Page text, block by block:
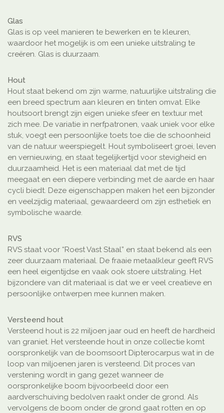
Glas
Glas is op veel manieren te bewerken en te kleuren,
waardoor het mogelijk is om een unieke uitstraling te
creëren. Glas is duurzaam.
Hout
Hout staat bekend om zijn warme, natuurlijke uitstraling die
een breed spectrum aan kleuren en tinten omvat. Elke
houtsoort brengt zijn eigen unieke sfeer en textuur met
zich mee. De variatie in nerfpatronen, vaak uniek voor elke
stuk, voegt een persoonlijke toets toe die de schoonheid
van de natuur weerspiegelt. Hout symboliseert groei, leven
en vernieuwing, en staat tegelijkertijd voor stevigheid en
duurzaamheid. Het is een materiaal dat met de tijd
meegaat en een diepere verbinding met de aarde en haar
cycli biedt. Deze eigenschappen maken het een bijzonder
en veelzijdig materiaal, gewaardeerd om zijn esthetiek en
symbolische waarde.
RVS
RVS staat voor “Roest Vast Staal” en staat bekend als een
zeer duurzaam materiaal. De fraaie metaalkleur geeft RVS
een heel eigentijdse en vaak ook stoere uitstraling. Het
bijzondere van dit materiaal is dat we er veel creatieve en
persoonlijke ontwerpen mee kunnen maken.
Versteend hout
Versteend hout is 22 miljoen jaar oud en heeft de hardheid
van graniet. Het versteende hout in onze collectie komt
oorspronkelijk van de boomsoort Dipterocarpus wat in de
loop van miljoenen jaren is versteend. Dit proces van
verstening wordt in gang gezet wanneer de
oorspronkelijke boom bijvoorbeeld door een
aardverschuiving bedolven raakt onder de grond. Als
vervolgens de boom onder de grond gaat rotten en op